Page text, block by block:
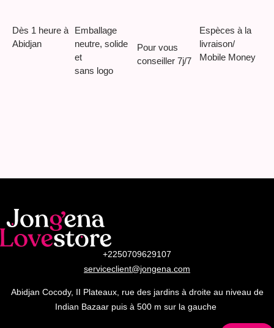
Dès 1 heure à
Abidjan
Emballage
neutre, solide
et
sans logo
Pour vous
conseiller 7j/7
Espèces à la
livraison/
Mobile Money
+2250709629107
serviceclient@jongena.com
Abidjan Cocody, II Plateaux, rue des jardins à droite au niveau de
Indian Bazaar puis à 500 m sur la gauche